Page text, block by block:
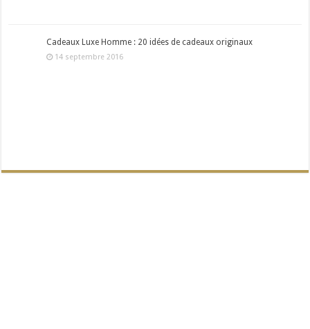
Cadeaux Luxe Homme : 20 idées de cadeaux originaux
14 septembre 2016